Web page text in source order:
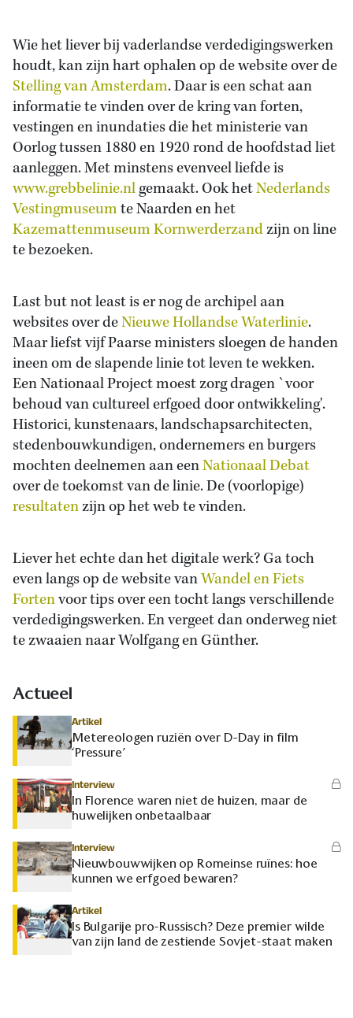
Wie het liever bij vaderlandse verdedigingswerken
houdt, kan zijn hart ophalen op de website over de
Stelling van Amsterdam. Daar is een schat aan
informatie te vinden over de kring van forten,
vestingen en inundaties die het ministerie van
Oorlog tussen 1880 en 1920 rond de hoofdstad liet
aanleggen. Met minstens evenveel liefde is
www.grebbelinie.nlgemaakt. Ook hetNederlands
Vestingmuseumte Naarden en het
Kazemattenmuseum Kornwerderzandzijn on line
te bezoeken.
Last but not least is er nog de archipel aan
websites over deNieuwe Hollandse Waterlinie.
Maar liefst vijf Paarse ministers sloegen de handen
ineen om de slapende linie tot leven te wekken.
Een Nationaal Project moest zorg dragen `voor
behoud van cultureel erfgoed door ontwikkeling'.
Historici, kunstenaars, landschapsarchitecten,
stedenbouwkundigen, ondernemers en burgers
mochten deelnemen aan eenNationaal Debat
over de toekomst van de linie. De (voorlopige)
resultatenzijn op het web te vinden.
Liever het echte dan het digitale werk? Ga toch
even langs op de website vanWandel en Fiets
Fortenvoor tips over een tocht langs verschillende
verdedigingswerken. En vergeet dan onderweg niet
te zwaaien naar Wolfgang en Günther.
Actueel
Artikel
Metereologen ruziën over D-Day in film
‘Pressure’
Interview
In Florence waren niet de huizen, maar de
huwelijken onbetaalbaar
Interview
Nieuwbouwwijken op Romeinse ruïnes: hoe
kunnen we erfgoed bewaren?
Artikel
Is Bulgarije pro-Russisch? Deze premier wilde
van zijn land de zestiende Sovjet-staat maken